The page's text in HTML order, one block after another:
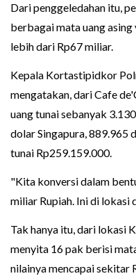
Dari penggeledahan itu,
berbagai mata uang
lebih dari Rp67 miliar.
Kepala Kortastipidkor
mengatakan, dari Cafe
uang tunai sebanyak
dolar Singapura, 889.965
tunai Rp259.159.000.
"Kita konversi dalam
miliar Rupiah. Ini di lokasi
Tak hanya itu, dari lokasi
menyita 16 pak berisi
nilainya mencapai sekitar